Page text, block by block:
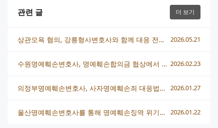
관련 글 더 보기
상관모욕 혐의, 강릉형사변호사와 함께 대응 전략 세우는 법 2026.05.21
수원명예훼손변호사, 명예훼손합의금 협상에서 꼭 알아야 할 핵심 전략 2026.02.23
의정부명예훼손변호사, 사자명예훼손죄 대응법과 사례별 전략 2026.01.27
울산명예훼손변호사를 통해 명예훼손징역 위기에서 벗어나는 방법 2026.01.22